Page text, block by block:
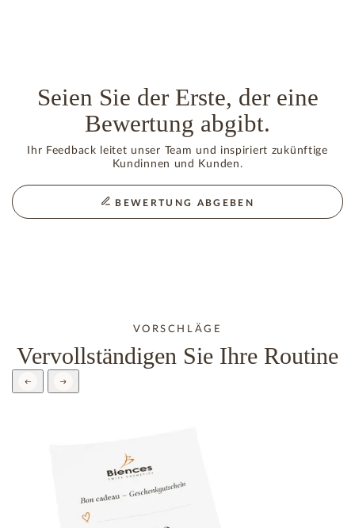
Seien Sie der Erste, der eine
Bewertung abgibt.
Ihr Feedback leitet unser Team und inspiriert zukünftige
Kundinnen und Kunden.
BEWERTUNG ABGEBEN
VORSCHLÄGE
Vervollständigen Sie Ihre Routine